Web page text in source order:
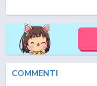
COMMENTI